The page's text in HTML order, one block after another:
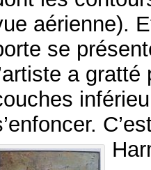
aérienne).
se
a